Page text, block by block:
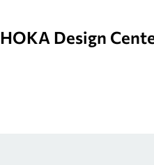
HOKA Design